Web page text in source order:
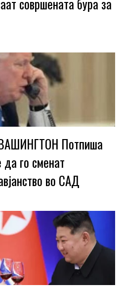
Потпиша
го сменат
во САД